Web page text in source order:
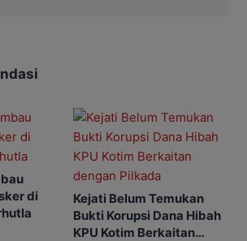
di
Kejati Belum Temukan
Bukti Korupsi Dana Hibah
KPU Kotim Berkaitan